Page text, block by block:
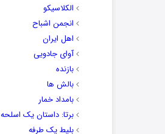
الکلاسیکو
انجمن اشباح
اهل ایران
آوای جادویی
بازنده
بالش ها
بامداد خمار
برتا: داستان یک اسلحه
بلیط یک‌‌ طرفه